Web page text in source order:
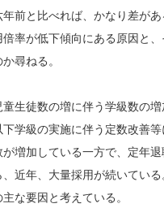
前と比べれば、かなり差があ
倍率が低下傾向にある原因と
尋ねる。
生徒数の増に伴う学級数の増
下学級の実施に伴う定数改善
増加している一方で、定年
、近年、大量採用が続いてい
な要因と考えている。